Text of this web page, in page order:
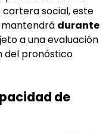
cartera social, este
mantendrá durante
a una evaluación
del pronóstico
de